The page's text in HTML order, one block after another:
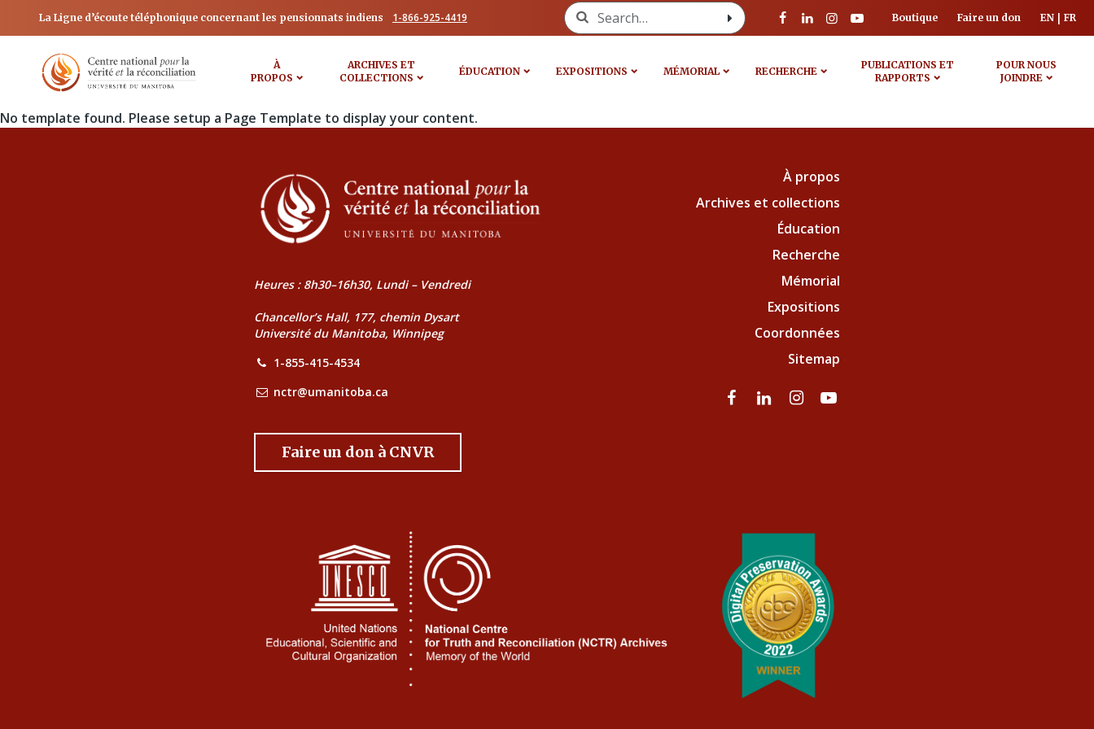
La Ligne d’écoute téléphonique concernant les pensionnats indiens 1-866-925-4419 Search for: Boutique Faire un don EN FR
À
PROPOS
ARCHIVES ET
COLLECTIONS
ÉDUCATION EXPOSITIONS MÉMORIAL RECHERCHE
PUBLICATIONS ET
RAPPORTS
POUR NOUS
JOINDRE
No template found. Please setup a Page Template to display your content.
Heures : 8h30–16h30, Lundi – Vendredi
Chancellor’s Hall, 177, chemin Dysart
Université du Manitoba, Winnipeg
1-855-415-4534
nctr@umanitoba.ca
Faire un don à CNVR
À propos
Archives et collections
Éducation
Recherche
Mémorial
Expositions
Coordonnées
Sitemap